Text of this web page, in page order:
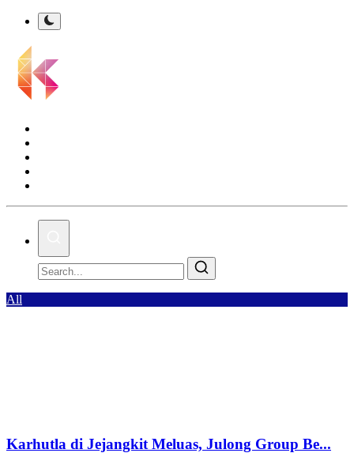
All
Karhutla di Jejangkit Meluas, Julong Group Be...